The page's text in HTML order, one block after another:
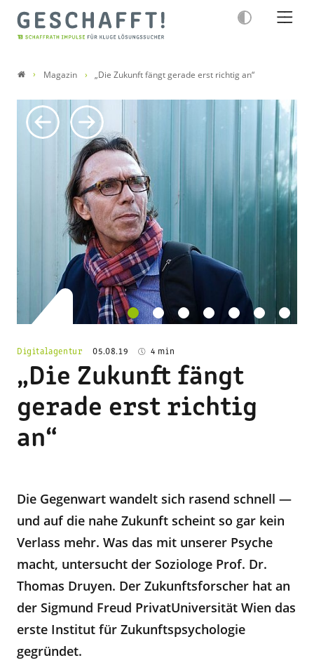
Magazin „Die Zukunft fängt gerade erst richtig an“
Digitalagentur 05.08.19 4 min
„Die Zukunft fängt
gerade erst richtig
an“
Die Gegenwart wandelt sich rasend schnell —
und auf die nahe Zukunft scheint so gar kein
Verlass mehr. Was das mit unserer Psyche
macht, untersucht der Soziologe Prof. Dr.
Thomas Druyen. Der Zukunftsforscher hat an
der Sigmund Freud PrivatUniversität Wien das
erste Institut für Zukunftspsychologie
gegründet.